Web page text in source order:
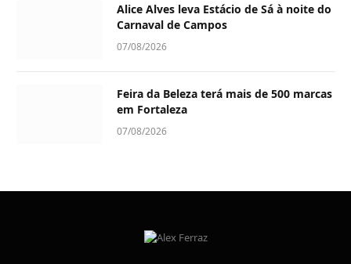
Alice Alves leva Estácio de Sá à noite do
Carnaval de Campos
07/08/2026
Feira da Beleza terá mais de 500 marcas
em Fortaleza
07/08/2026